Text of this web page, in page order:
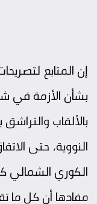
إن المتابع
بشأن الأزمة في
بالألقاب والتراشق
النووية، حتى
الكوري الشمالي
مفادها أن كل ما